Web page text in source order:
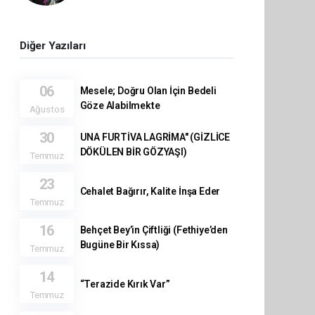
Diğer Yazıları
06
Ağustos
Mesele; Doğru Olan İçin Bedeli
Göze Alabilmekte
30
Temmuz
UNA FURTİVA LAGRİMA" (GİZLİCE
DÖKÜLEN BİR GÖZYAŞI)
23
Temmuz
Cehalet Bağırır, Kalite İnşa Eder
16
Temmuz
Behçet Bey’in Çiftliği (Fethiye’den
Bugüne Bir Kıssa)
14
Temmuz
“Terazide Kırık Var”